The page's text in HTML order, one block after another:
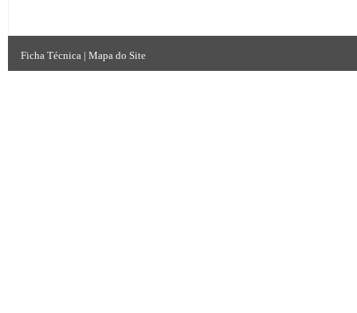
Ficha Técnica | Mapa do Site